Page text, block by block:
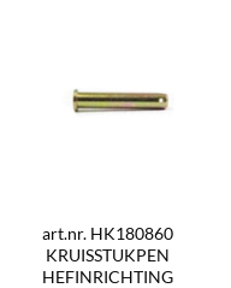
art.nr. HK180860
KRUISSTUKPEN
HEFINRICHTING